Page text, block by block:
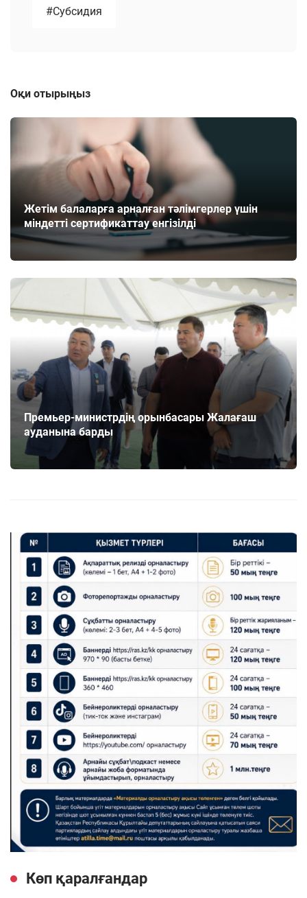
#Субсидия
Оқи отырыңыз
Жетім балаларға арналған тәлімгерлер үшін
міндетті сертификаттау енгізілді
Премьер-министрдің орынбасары Жалағаш
ауданына барды
Көп қаралғандар